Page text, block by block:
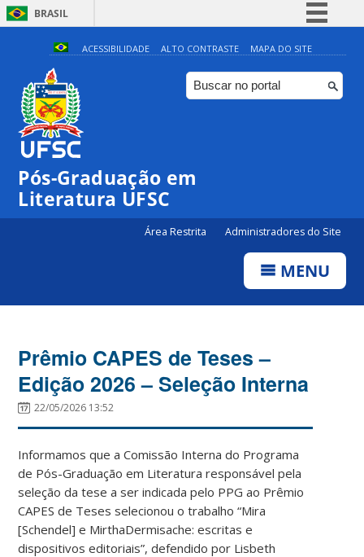
BRASIL
Simplifique!
Comunica BR
Participe
ACESSIBILIDADE ALTO CONTRASTE MAPA DO SITE
Pós-Graduação em
Literatura UFSC
Área Restrita Administradores do Site
MENU
Prêmio CAPES de Teses –
Edição 2026 – Seleção Interna
22/05/2026 13:52
Informamos que a Comissão Interna do Programa
de Pós-Graduação em Literatura responsável pela
seleção da tese a ser indicada pelo PPG ao Prêmio
CAPES de Teses selecionou o trabalho “Mira
[Schendel] e MirthaDermisache: escritas e
dispositivos editoriais”, defendido por Lisbeth